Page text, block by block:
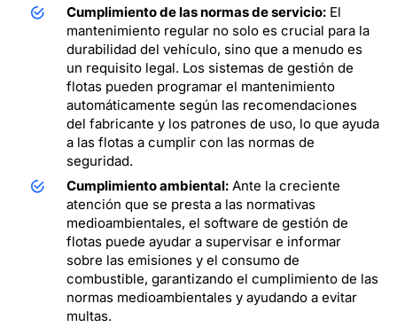
Cumplimiento de las normas de servicio: El
mantenimiento regular no solo es crucial para la
durabilidad del vehículo, sino que a menudo es
un requisito legal. Los sistemas de gestión de
flotas pueden programar el mantenimiento
automáticamente según las recomendaciones
del fabricante y los patrones de uso, lo que ayuda
a las flotas a cumplir con las normas de
seguridad.
Cumplimiento ambiental: Ante la creciente
atención que se presta a las normativas
medioambientales, el software de gestión de
flotas puede ayudar a supervisar e informar
sobre las emisiones y el consumo de
combustible, garantizando el cumplimiento de las
normas medioambientales y ayudando a evitar
multas.